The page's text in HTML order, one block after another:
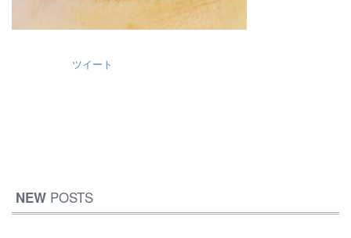
ツイート
NEW POSTS